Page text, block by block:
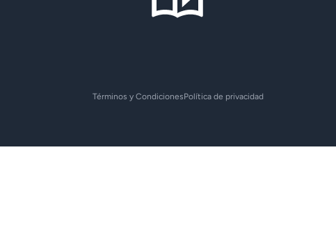
Términos y CondicionesPolítica de privacidad